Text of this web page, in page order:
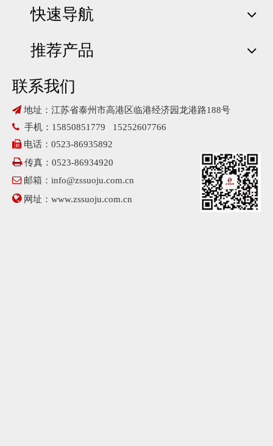
快速导航
推荐产品
联系我们
 地址：江苏省泰州市高港区临港经济园龙港路188号
 手机：15850851779 15252607766
 电话：0523-86935892
传真：0523-86934920
 邮箱： info@zssuoju.com.cn
网址： www.zssuoju.com.cn